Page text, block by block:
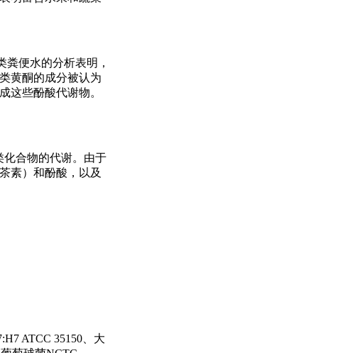
便水的分析表明，
黄酮的成分被认为
这些酚酸代谢物。
化合物的代谢。由于
素）和酚酸，以及
ATCC 35150、大